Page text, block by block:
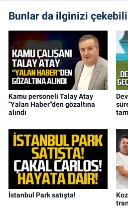
Bunlar da ilginizi
Kamu personeli Talay Atay
"Yalan Haber"den gözaltına
alındı
İstanbul Park satışta!